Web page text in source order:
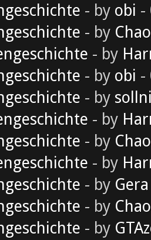
- by obi -
- by
- by
- by obi -
- by
- by
- by
- by
- by Gera
- by
- by